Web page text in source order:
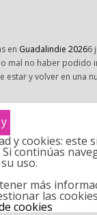
en Guadalindie 20266
mal no haber podido
estar y volver en una
y cookies: este
Si continúas
uso.
más
las
cookies